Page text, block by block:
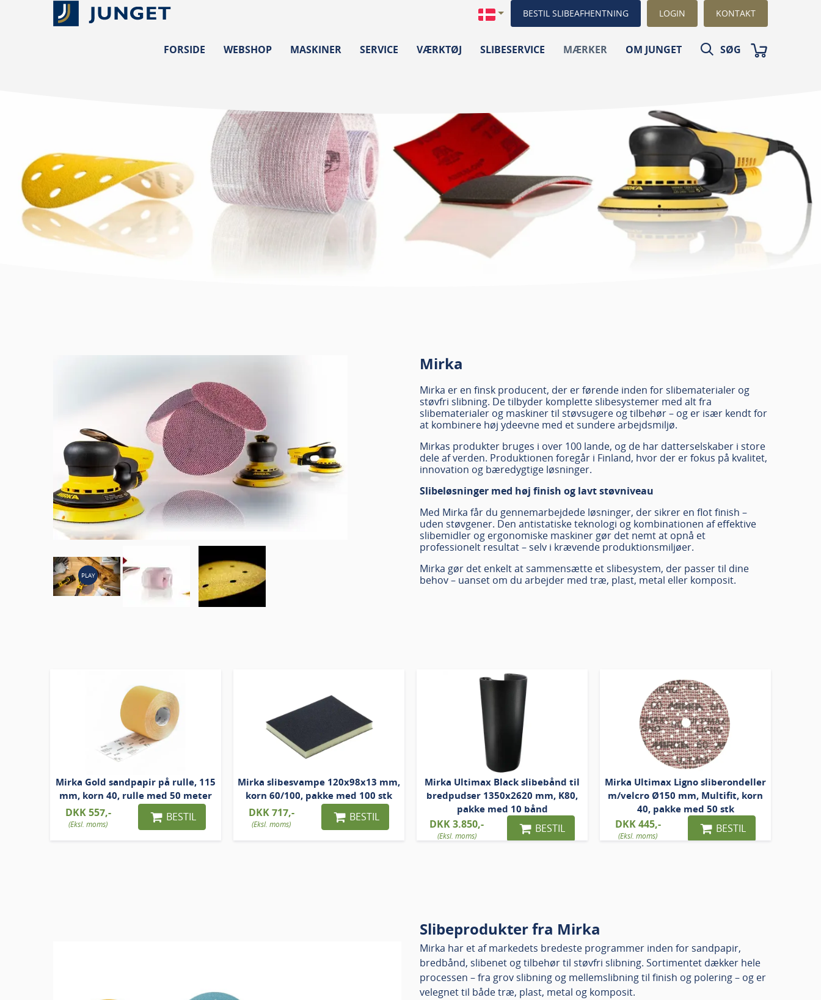
BESTIL SLIBEAFHENTNING LOGIN KONTAKT
FORSIDE WEBSHOP MASKINER SERVICE VÆRKTØJ SLIBESERVICE MÆRKER OM JUNGET SØG
PLAY
Mirka
Mirka er en finsk producent, der er førende inden for slibematerialer og
støvfri slibning. De tilbyder komplette slibesystemer med alt fra
slibematerialer og maskiner til støvsugere og tilbehør – og er især kendt for
at kombinere høj ydeevne med et sundere arbejdsmiljø.
Mirkas produkter bruges i over 100 lande, og de har datterselskaber i store
dele af verden. Produktionen foregår i Finland, hvor der er fokus på kvalitet,
innovation og bæredygtige løsninger.
Slibeløsninger med høj finish og lavt støvniveau
Med Mirka får du gennemarbejdede løsninger, der sikrer en flot finish –
uden støvgener. Den antistatiske teknologi og kombinationen af effektive
slibemidler og ergonomiske maskiner gør det nemt at opnå et
professionelt resultat – selv i krævende produktionsmiljøer.
Mirka gør det enkelt at sammensætte et slibesystem, der passer til dine
behov – uanset om du arbejder med træ, plast, metal eller komposit.
Mirka Gold sandpapir på rulle, 115
mm, korn 40, rulle med 50 meter
DKK 557,-
(Eksl. moms)
BESTIL
Mirka slibesvampe 120x98x13 mm,
korn 60/100, pakke med 100 stk
DKK 717,-
(Eksl. moms)
BESTIL
Mirka Ultimax Black slibebånd til
bredpudser 1350x2620 mm, K80,
pakke med 10 bånd
DKK 3.850,-
(Eksl. moms)
BESTIL
Mirka Ultimax Ligno sliberondeller
m/velcro Ø150 mm, Multifit, korn
40, pakke med 50 stk
DKK 445,-
(Eksl. moms)
BESTIL
Slibeprodukter fra Mirka
Mirka har et af markedets bredeste programmer inden for sandpapir,
bredbånd, slibenet og tilbehør til støvfri slibning. Sortimentet dækker hele
processen – fra grov slibning og mellemslibning til finish og polering – og er
velegnet til både træ, plast, metal og komposit.